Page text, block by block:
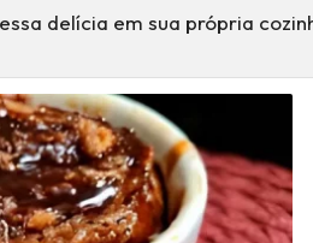
delícia em sua própria